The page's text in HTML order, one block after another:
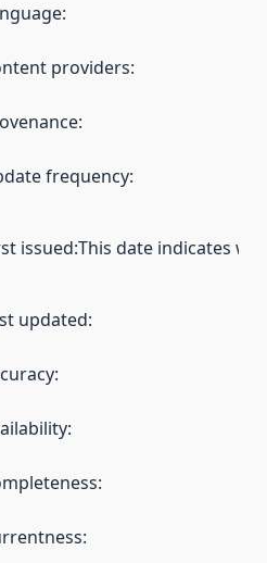
:
providers:
:
frequency:
issued:This date indicates
updated:
:
:
:
: